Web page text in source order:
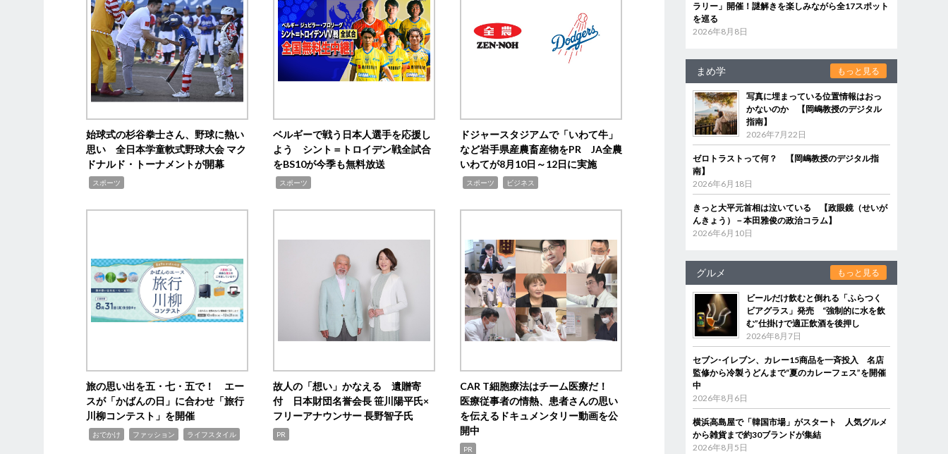
始球式の杉谷拳士さん、野球に熱い
思い 全日本学童軟式野球大会 マク
ドナルド・トーナメントが開幕
スポーツ
ベルギーで戦う日本人選手を応援し
よう シント＝トロイデン戦全試合
をBS10が今季も無料放送
スポーツ
ドジャースタジアムで「いわて牛」
など岩手県産農畜産物をPR JA全農
いわてが8月10日～12日に実施
スポーツ ビジネス
旅の思い出を五・七・五で！ エー
スが「かばんの日」に合わせ「旅行
川柳コンテスト」を開催
おでかけ ファッション ライフスタイル
故人の「想い」かなえる 遺贈寄
付 日本財団名誉会長 笹川陽平氏×
フリーアナウンサー 長野智子氏
PR
CAR T細胞療法はチーム医療だ！
医療従事者の情熱、患者さんの思い
を伝えるドキュメンタリー動画を公
開中
PR
ラリー」開催！謎解きを楽しみながら全17スポット
を巡る
2026年8月8日
まめ学 もっと見る
写真に埋まっている位置情報はおっ
かないのか 【岡嶋教授のデジタル
指南】
2026年7月22日
ゼロトラストって何？ 【岡嶋教授のデジタル指
南】
2026年6月18日
きっと大平元首相は泣いている 【政眼鏡（せいが
んきょう）－本田雅俊の政治コラム】
2026年6月10日
グルメ もっと見る
ビールだけ飲むと倒れる「ふらつく
ビアグラス」発売 “強制的に水を飲
む”仕掛けで適正飲酒を後押し
2026年8月7日
セブン‐イレブン、カレー15商品を一斉投入 名店
監修から冷製うどんまで“夏のカレーフェス”を開催
中
2026年8月6日
横浜高島屋で「韓国市場」がスタート 人気グルメ
から雑貨まで約30ブランドが集結
2026年8月5日